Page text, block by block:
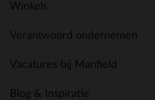
Winkels
Verantwoord ondernemen
Vacatures bij Manfield
Blog & Inspiratie